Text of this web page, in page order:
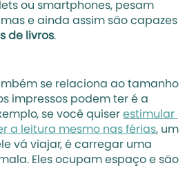
ou smartphones, pesam
e ainda assim são capazes
de livros.
se relaciona ao tamanho
impressos podem ter é a
se você quiser estimular
a leitura mesmo nas férias, um
vá viajar, é carregar uma
Eles ocupam espaço e são